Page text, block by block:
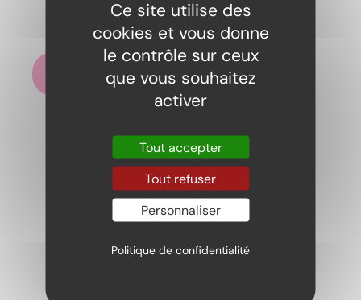
Monster The Doctor
3,00€
Ajouter au panier
Ce site utilise des
cookies et vous donne
le contrôle sur ceux
que vous souhaitez
activer
Tout accepter
Tout refuser
Personnaliser
Politique de confidentialité